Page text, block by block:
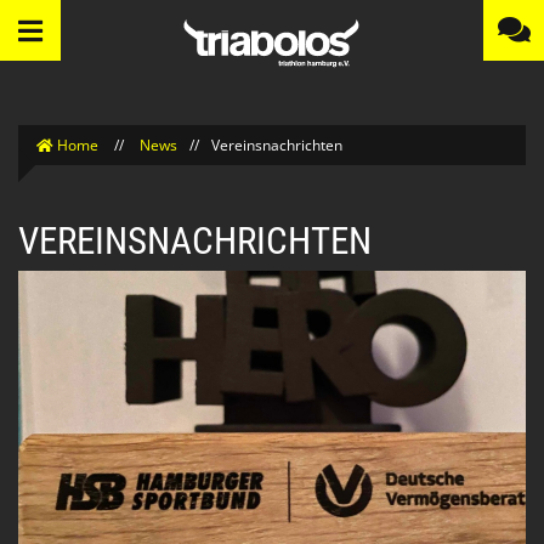
Home // News // Vereinsnachrichten
VEREINSNACHRICHTEN